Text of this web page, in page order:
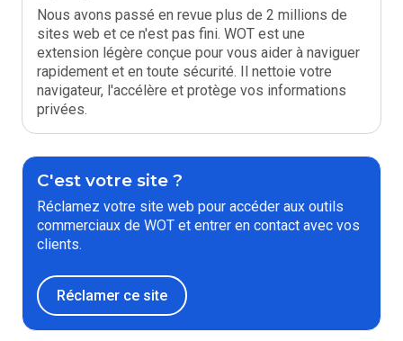
Nous avons passé en revue plus de 2 millions de
sites web et ce n'est pas fini. WOT est une
extension légère conçue pour vous aider à naviguer
rapidement et en toute sécurité. Il nettoie votre
navigateur, l'accélère et protège vos informations
privées.
C'est votre site ?
Réclamez votre site web pour accéder aux outils
commerciaux de WOT et entrer en contact avec vos
clients.
Réclamer ce site